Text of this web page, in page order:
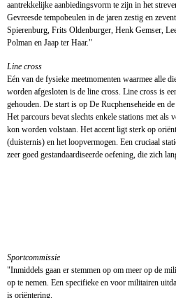
aantrekkelijke aanbiedingsvorm te zijn in het
Gevreesde tempobeulen in de jaren zestig en
Spierenburg, Frits Oldenburger, Henk Gemser,
Polman en Jaap ter Haar."
Line cross
Eén van de fysieke meetmomenten waarmee alle
worden afgesloten is de line cross. Line cross is
gehouden. De start is op De Rucphenseheide en
Het parcours bevat slechts enkele stations met als
kon worden volstaan. Het accent ligt sterk op
(duisternis) en het loopvermogen. Een cruciaal
zeer goed gestandaardiseerde oefening, die zich
Sportcommissie
"Inmiddels gaan er stemmen op om meer op de
op te nemen. Een specifieke en voor militairen
is oriëntering.